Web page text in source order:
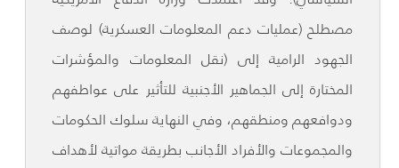
مصطلح (عمليات دعم المعلومات العسكرية) لوصف
الجهود الرامية إلى (نقل المعلومات والمؤشرات
المختارة إلى الجماهير الأجنبية للتأثير على عواطفهم
ودوافعهم ومنطقهم، وفي النهاية سلوك الحكومات
والمجموعات والأفراد الأجانب بطريقة مواتية لأهداف